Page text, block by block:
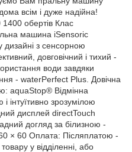
всім і дуже надійна!
обертів Клас
машина iSensoric
з сенсорною
довговічний і тихий -
води завдяки
- waterPerfect Plus. Довічна
aquaStop® Відмінна
і інтуїтивно зрозумілою
дисплей directTouch
догляд за білизною -
× 60 Оплата: Післяплатою -
у відділенні, або